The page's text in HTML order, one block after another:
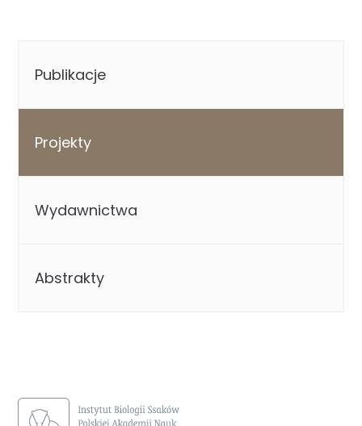
Publikacje
Projekty
Wydawnictwa
Abstrakty